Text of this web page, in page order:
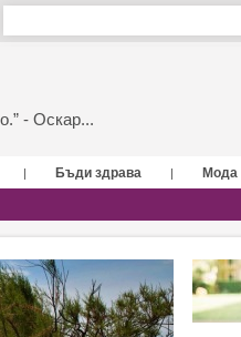
- Оскар...
| Бъди здрава | Мода